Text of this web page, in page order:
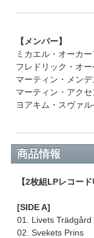
【メンバー】
ミカエル・オーカ
フレドリック・オ
マーティン・メン
マーティン・アク
ヨアキム・スヴァ
商品情報
【2枚組LPレコード
[SIDE A]
01. Livets Trädgård
02. Svekets Prins